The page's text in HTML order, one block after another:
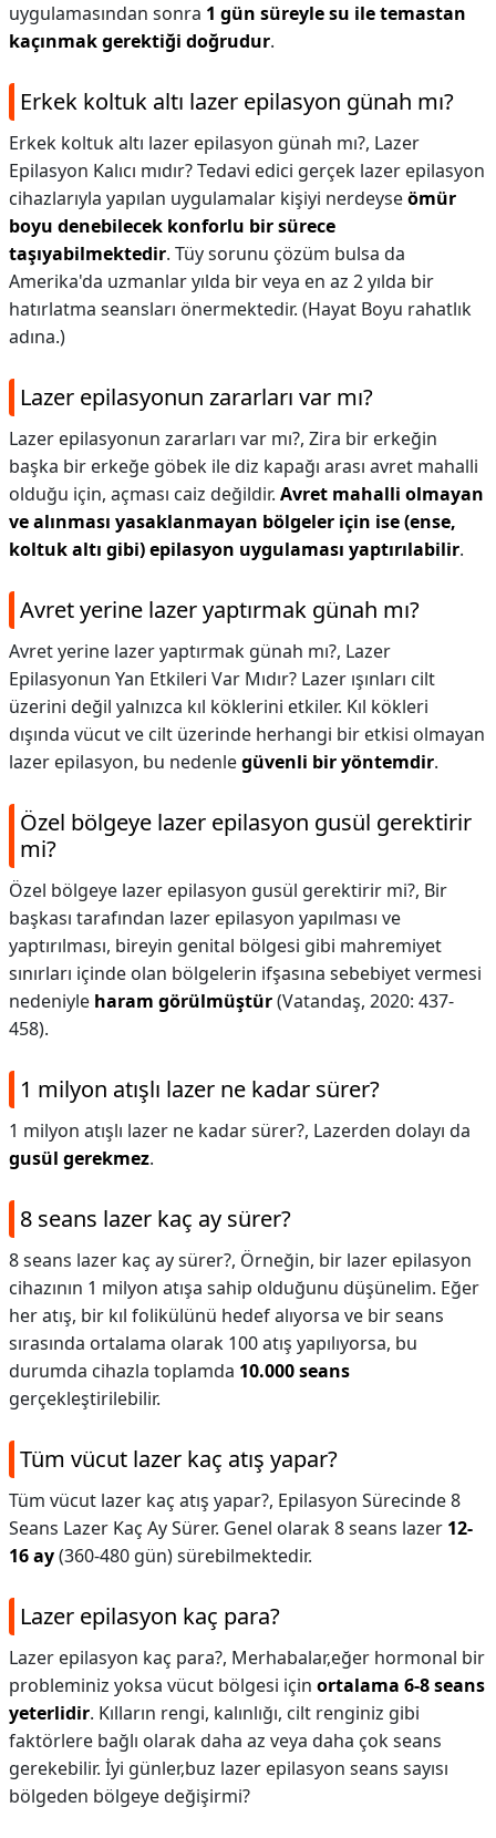
uygulamasından sonra 1 gün süreyle su ile temastan
kaçınmak gerektiği doğrudur.
Erkek koltuk altı lazer epilasyon günah mı?
Erkek koltuk altı lazer epilasyon günah mı?, Lazer
Epilasyon Kalıcı mıdır? Tedavi edici gerçek lazer epilasyon
cihazlarıyla yapılan uygulamalar kişiyi nerdeyseömür
boyu denebilecek konforlu bir sürece
taşıyabilmektedir. Tüy sorunu çözüm bulsa da
Amerika'da uzmanlar yılda bir veya en az 2 yılda bir
hatırlatma seansları önermektedir. (Hayat Boyu rahatlık
adına.)
Lazer epilasyonun zararları var mı?
Lazer epilasyonun zararları var mı?, Zira bir erkeğin
başka bir erkeğe göbek ile diz kapağı arası avret mahalli
olduğu için, açması caiz değildir. Avret mahalli olmayan
ve alınması yasaklanmayan bölgeler için ise (ense,
koltuk altı gibi) epilasyon uygulaması yaptırılabilir.
Avret yerine lazer yaptırmak günah mı?
Avret yerine lazer yaptırmak günah mı?, Lazer
Epilasyonun Yan Etkileri Var Mıdır? Lazer ışınları cilt
üzerini değil yalnızca kıl köklerini etkiler. Kıl kökleri
dışında vücut ve cilt üzerinde herhangi bir etkisi olmayan
lazer epilasyon, bu nedenlegüvenli bir yöntemdir.
Özel bölgeye lazer epilasyon gusül gerektirir
mi?
Özel bölgeye lazer epilasyon gusül gerektirir mi?, Bir
başkası tarafından lazer epilasyon yapılması ve
yaptırılması, bireyin genital bölgesi gibi mahremiyet
sınırları içinde olan bölgelerin ifşasına sebebiyet vermesi
nedeniyle haram görülmüştür(Vatandaş, 2020: 437-
458).
1 milyon atışlı lazer ne kadar sürer?
1 milyon atışlı lazer ne kadar sürer?, Lazerden dolayı da
gusül gerekmez.
8 seans lazer kaç ay sürer?
8 seans lazer kaç ay sürer?, Örneğin, bir lazer epilasyon
cihazının 1 milyon atışa sahip olduğunu düşünelim. Eğer
her atış, bir kıl folikülünü hedef alıyorsa ve bir seans
sırasında ortalama olarak 100 atış yapılıyorsa, bu
durumda cihazla toplamda 10.000 seans
gerçekleştirilebilir.
Tüm vücut lazer kaç atış yapar?
Tüm vücut lazer kaç atış yapar?, Epilasyon Sürecinde 8
Seans Lazer Kaç Ay Sürer. Genel olarak 8 seans lazer 12-
16 ay(360-480 gün) sürebilmektedir.
Lazer epilasyon kaç para?
Lazer epilasyon kaç para?, Merhabalar,eğer hormonal bir
probleminiz yoksa vücut bölgesi için ortalama 6-8 seans
yeterlidir. Kılların rengi, kalınlığı, cilt renginiz gibi
faktörlere bağlı olarak daha az veya daha çok seans
gerekebilir. İyi günler,buz lazer epilasyon seans sayısı
bölgeden bölgeye değişirmi?